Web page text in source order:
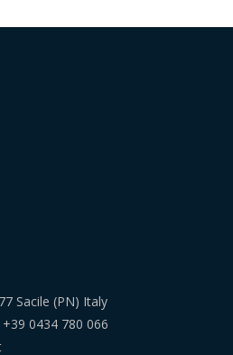
Sacile (PN) Italy
+39 0434 780 066